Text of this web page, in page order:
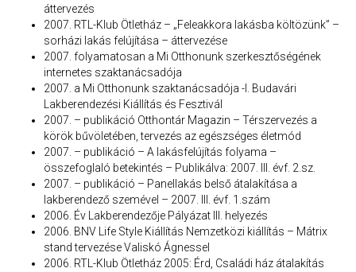
áttervezés
2007. RTL-Klub Ötletház – „Feleakkora lakásba költözünk” –
sorházi lakás felújítása – áttervezése
2007. folyamatosan a Mi Otthonunk szerkesztőségének
internetes szaktanácsadója
2007. a Mi Otthonunk szaktanácsadója -I. Budavári
Lakberendezési Kiállítás és Fesztivál
2007. – publikáció Otthontár Magazin – Térszervezés a
körök bűvöletében, tervezés az egészséges életmód
2007. – publikáció – A lakásfelújítás folyama –
összefoglaló betekintés – Publikálva: 2007. III. évf. 2.sz.
2007. – publikáció – Panellakás belső átalakítása a
lakberendező szemével – 2007. III. évf. 1.szám
2006. Év Lakberendezője Pályázat III. helyezés
2006. BNV Life Style Kiállítás Nemzetközi kiállítás – Mátrix
stand tervezése Valiskó Ágnessel
2006. RTL-Klub Ötletház 2005: Érd, Családi ház átalakítás